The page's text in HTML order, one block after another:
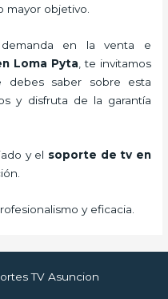
mayor objetivo.
en la venta e
Loma Pyta , te invitamos
saber sobre esta
y disfruta de la garantía
y el soporte de tv en
y eficacia.
TV Asuncion